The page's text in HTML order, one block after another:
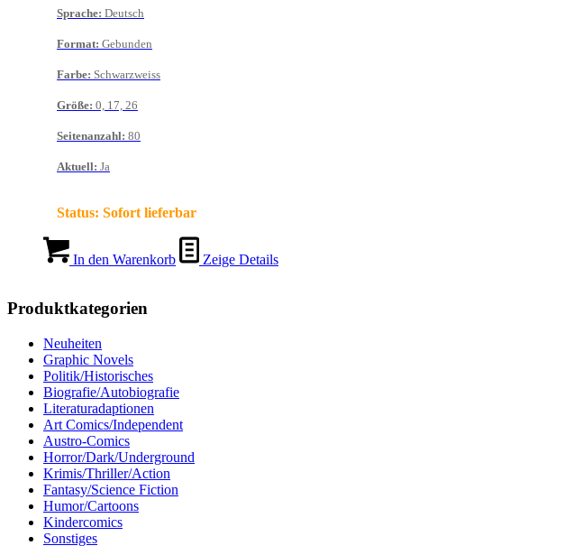
Sprache: Deutsch
Format: Gebunden
Farbe: Schwarzweiss
Größe: 0, 17, 26
Seitenanzahl: 80
Aktuell: Ja
Status: Sofort lieferbar
In den Warenkorb Zeige Details
Produktkategorien
Neuheiten
Graphic Novels
Politik/Historisches
Biografie/Autobiografie
Literaturadaptionen
Art Comics/Independent
Austro-Comics
Horror/Dark/Underground
Krimis/Thriller/Action
Fantasy/Science Fiction
Humor/Cartoons
Kindercomics
Sonstiges